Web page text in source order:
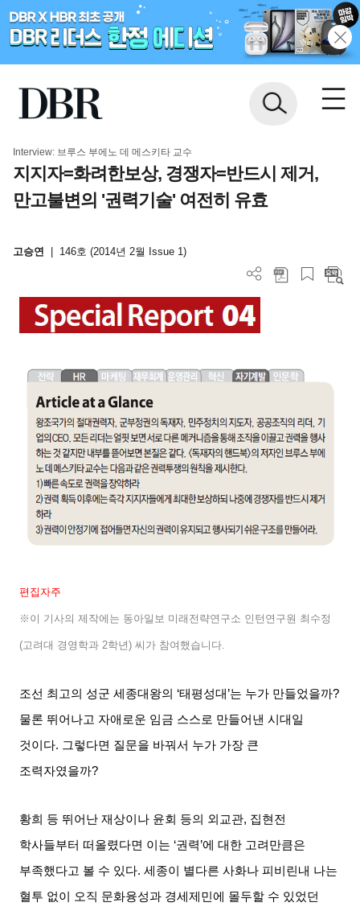
Interview: 브루스 부에노 데 메스키타 교수
지지자=화려한보상, 경쟁자=반드시 제거,
만고불변의 '권력기술' 여전히 유효
고승연 146호 (2014년 2월 Issue 1)
편집자주
※이 기사의 제작에는 동아일보 미래전략연구소 인턴연구원 최수정
(고려대 경영학과 2학년)씨가 참여했습니다.
조선 최고의 성군 세종대왕의 ‘태평성대 ’는 누가 만들었을까?
물론 뛰어나고 자애로운 임금 스스로 만들어낸 시대일
것이다. 그렇다면 질문을 바꿔서 누가 가장 큰
조력자였을까?
황희 등 뛰어난 재상이나 윤회 등의 외교관, 집현전
학사들부터 떠올렸다면 이는 ‘권력’에 대한 고려만큼은
부족했다고 볼 수 있다.세종이 별다른 사화나 피비린내 나는
혈투 없이 오직 문화융성과 경세제민에 몰두할 수 있었던